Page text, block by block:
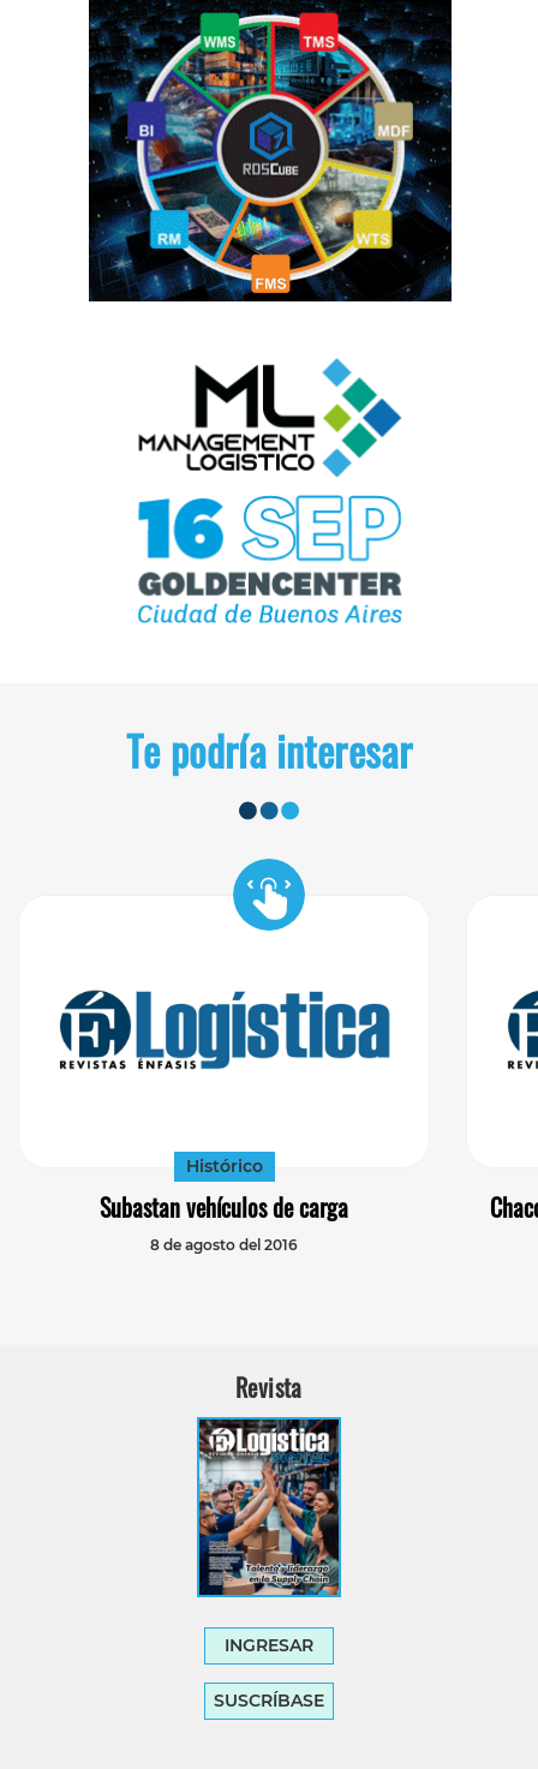
Te podría interesar
Histórico
Subastan vehículos de carga
8 de agosto del 2016
Revista
INGRESAR
SUSCRÍBASE